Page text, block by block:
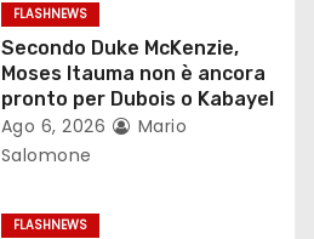
FLASHNEWS
Secondo Duke McKenzie,
Moses Itauma non è ancora
pronto per Dubois o Kabayel
Ago 6, 2026
Mario
Salomone
FLASHNEWS